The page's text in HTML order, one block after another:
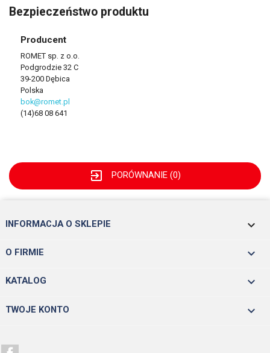
Bezpieczeństwo produktu
Producent
ROMET sp. z o.o.
Podgrodzie 32 C
39-200 Dębica
Polska
bok@romet.pl
(14)68 08 641
exit_to_app PORÓWNANIE (0)
INFORMACJA O SKLEPIE keyboard_arrow_down
O FIRMIE 
KATALOG 
TWOJE KONTO 